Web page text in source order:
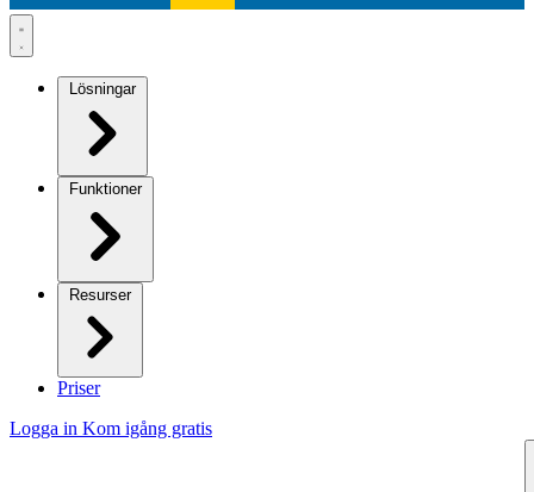
Lösningar
Funktioner
Resurser
Priser
Logga in Kom igång gratis